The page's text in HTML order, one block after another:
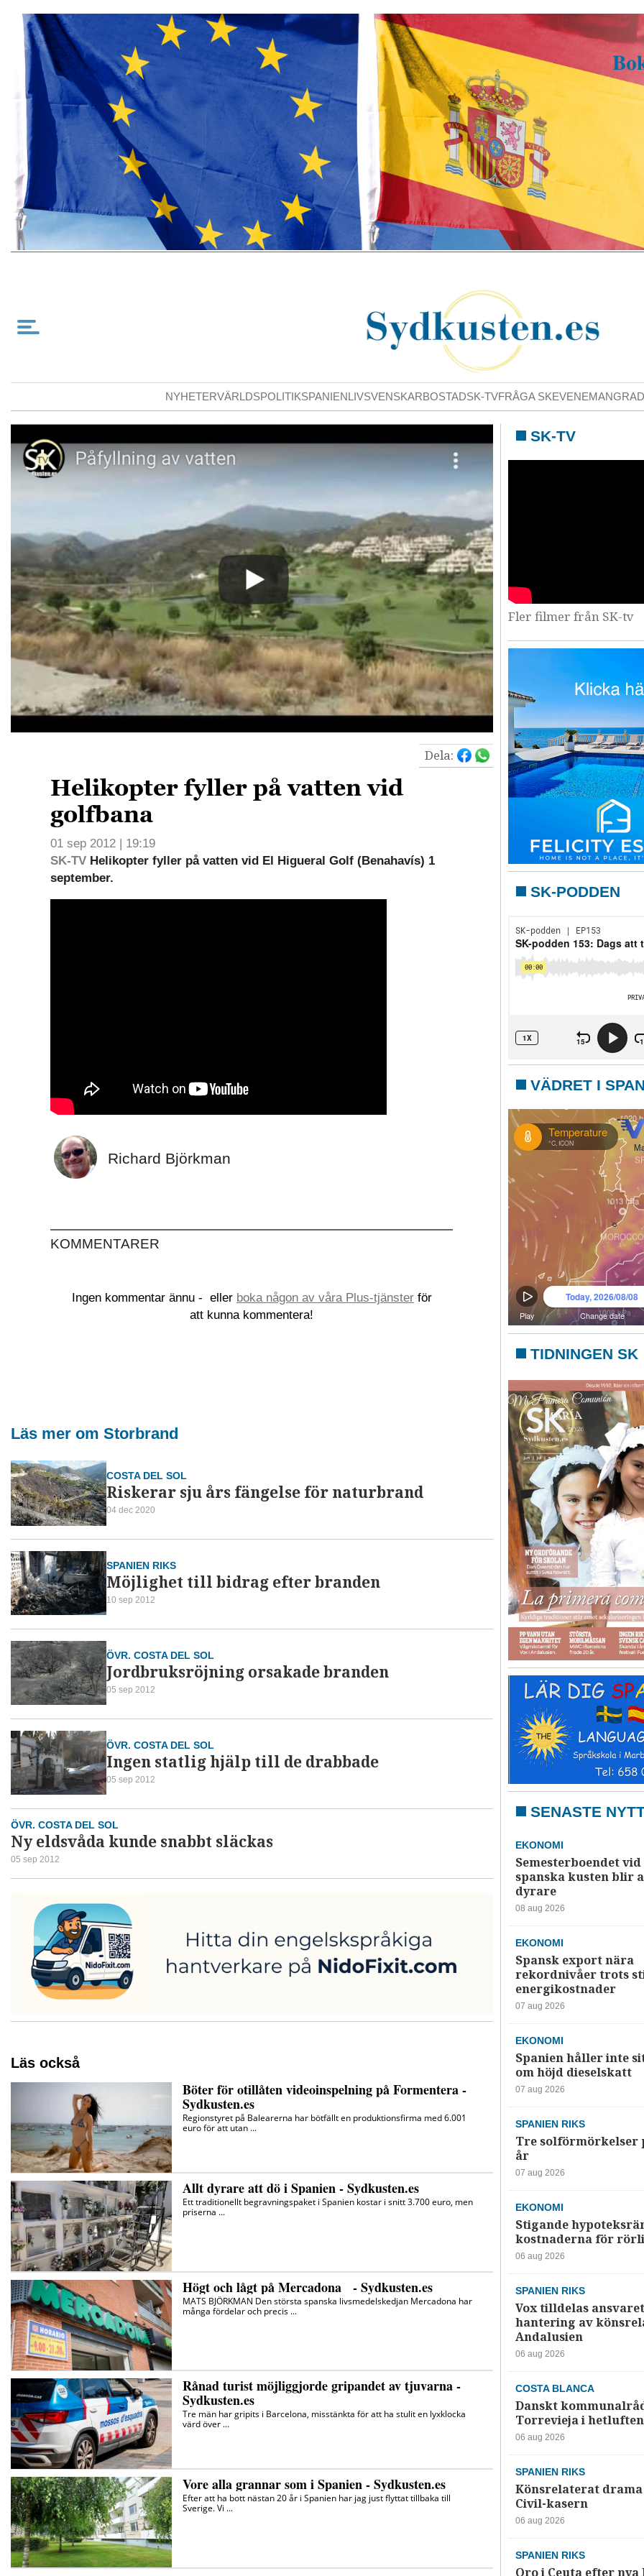
NYHETERVÄRLDSPOLITIKSPANIENLIVSVENSKARBOSTADSK-TVFRÅGA SKEVENEMANG
Dela:
Helikopter fyller på vatten vid
golfbana
01 sep 2012 | 19:19
SK-TV Helikopter fyller på vatten vid El Higueral Golf (Benahavís) 1
september.
Richard Björkman
KOMMENTARER
Ingen kommentar ännu - eller boka någon av våra Plus-tjänsterför
att kunna kommentera!
Läs mer om Storbrand
COSTA DEL SOL
Riskerar sju års fängelse för naturbrand
04 dec 2020
SPANIEN RIKS
Möjlighet till bidrag efter branden
10 sep 2012
ÖVR. COSTA DEL SOL
Jordbruksröjning orsakade branden
05 sep 2012
ÖVR. COSTA DEL SOL
Ingen statlig hjälp till de drabbade
05 sep 2012
ÖVR. COSTA DEL SOL
Ny eldsvåda kunde snabbt släckas
05 sep 2012
SK-TV
Fler filmer från SK-tv
SK-PODDEN
VÄDRET I
TIDNINGEN SK
SENASTE
EKONOMI
Semesterboendet vid
spanska kusten blir
dyrare
08 aug 2026
EKONOMI
Spansk export nära
rekordnivåer trots
energikostnader
07 aug 2026
EKONOMI
Spanien håller inte
om höjd dieselskatt
07 aug 2026
SPANIEN RIKS
Tre solförmörkelser
år
07 aug 2026
EKONOMI
Stigande
kostnaderna för
06 aug 2026
SPANIEN RIKS
Vox tilldelas
hantering av
Andalusien
06 aug 2026
COSTA BLANCA
Danskt
Torrevieja i hetluften
06 aug 2026
SPANIEN RIKS
Könsrelaterat
Civil-kasern
06 aug 2026
SPANIEN RIKS
Oro i Ceuta efter